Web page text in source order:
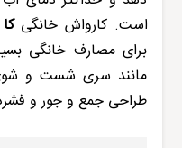
است.کارواش خانگیکا 2 پریمیوم
برای مصارف خانگی
مانند سری شست و
طراحی جمع و جور و